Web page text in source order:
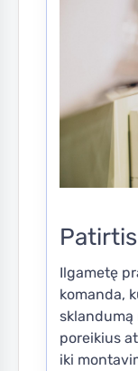
Patirtis
Ilgametę
komanda,
sklandumą
poreikius
iki